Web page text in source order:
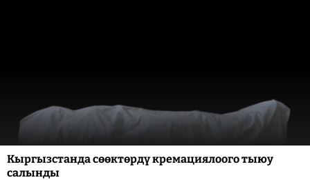
Кыргызстанда сөөктөрдү кремациялоого тыюу
салынды